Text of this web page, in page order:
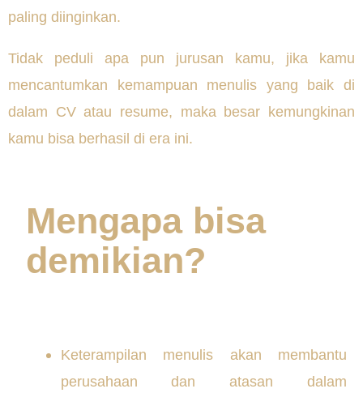
paling diinginkan.
Tidak peduli apa pun jurusan kamu, jika kamu
mencantumkan kemampuan menulis yang baik di
dalam CV atau resume, maka besar kemungkinan
kamu bisa berhasil di era ini.
Mengapa bisa
demikian?
Keterampilan menulis akan membantu
perusahaan dan atasan dalam